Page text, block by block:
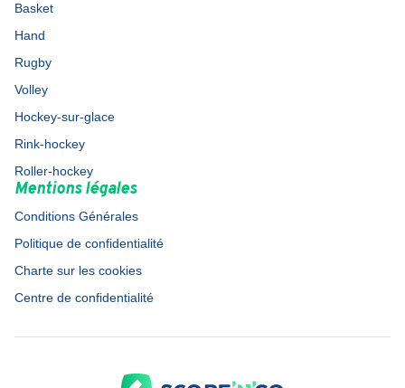
Basket
Hand
Rugby
Volley
Hockey-sur-glace
Rink-hockey
Roller-hockey
Mentions légales
Conditions Générales
Politique de confidentialité
Charte sur les cookies
Centre de confidentialité